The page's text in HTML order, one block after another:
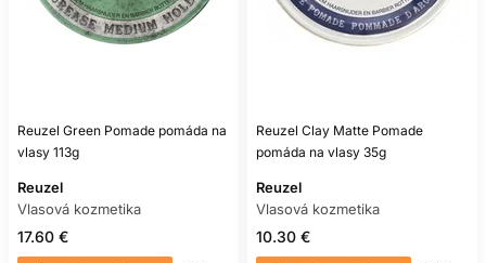
DÁ SA ÚČES POČAS DŇA
AKO POMÁDU VYMYŤ?
Použite šampón podľa bázy produktu; pri voskovej
receptúre môže byť potrebné dvojité umytie.
JE VHODNÁ NA BRADU?
Reuzel Green Pomade pomáda na
vlasy 113g
Reuzel
Vlasová kozmetika
17.60 €
Reuzel Clay Matte Pomade
pomáda na vlasy 35g
Reuzel
Vlasová kozmetika
10.30 €